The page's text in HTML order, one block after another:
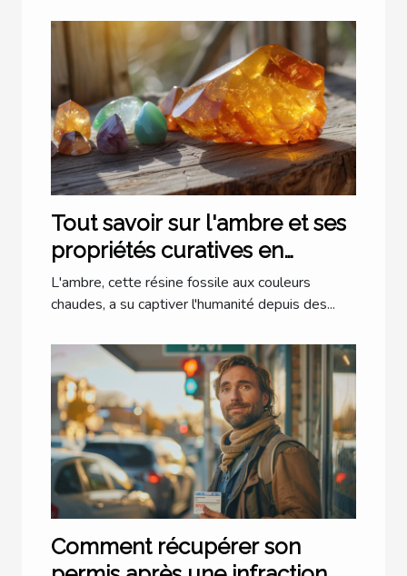
Tout savoir sur l'ambre et ses
propriétés curatives en
lithothérapie
L'ambre, cette résine fossile aux couleurs
chaudes, a su captiver l'humanité depuis des...
Comment récupérer son